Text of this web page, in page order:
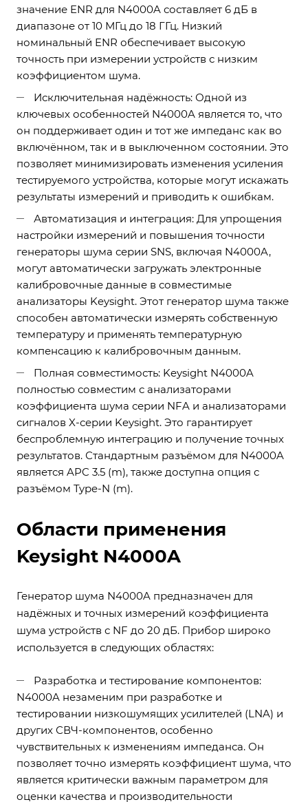
значение ENR для N4000A составляет 6 дБ в
диапазоне от 10 МГц до 18 ГГц. Низкий
номинальный ENR обеспечивает высокую
точность при измерении устройств с низким
коэффициентом шума.
Исключительная надёжность: Одной из
ключевых особенностей N4000A является то, что
он поддерживает один и тот же импеданс как во
включённом, так и в выключенном состоянии. Это
позволяет минимизировать изменения усиления
тестируемого устройства, которые могут искажать
результаты измерений и приводить к ошибкам.
Автоматизация и интеграция: Для упрощения
настройки измерений и повышения точности
генераторы шума серии SNS, включая N4000A,
могут автоматически загружать электронные
калибровочные данные в совместимые
анализаторы Keysight. Этот генератор шума также
способен автоматически измерять собственную
температуру и применять температурную
компенсацию к калибровочным данным.
Полная совместимость: Keysight N4000A
полностью совместим с анализаторами
коэффициента шума серии NFA и анализаторами
сигналов X-серии Keysight. Это гарантирует
беспроблемную интеграцию и получение точных
результатов. Стандартным разъёмом для N4000A
является APC 3.5 (m), также доступна опция с
разъёмом Type-N (m).
Области применения
Keysight N4000A
Генератор шума N4000A предназначен для
надёжных и точных измерений коэффициента
шума устройств с NF до 20 дБ. Прибор широко
используется в следующих областях:
Разработка и тестирование компонентов:
N4000A незаменим при разработке и
тестировании низкошумящих усилителей (LNA) и
других СВЧ-компонентов, особенно
чувствительных к изменениям импеданса. Он
позволяет точно измерять коэффициент шума, что
является критически важным параметром для
оценки качества и производительности